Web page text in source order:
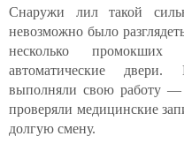
Снаружи лил такой
невозможно было
несколько промокших
автоматические
выполняли свою работу —
проверяли медицинские
долгую смену.